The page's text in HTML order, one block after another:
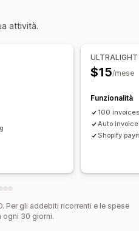
attività.
ULTRALIGHT
$15/mese
Funzionalità
100
Auto
Shopify
Per gli addebiti ricorrenti e le spese
ogni 30 giorni.